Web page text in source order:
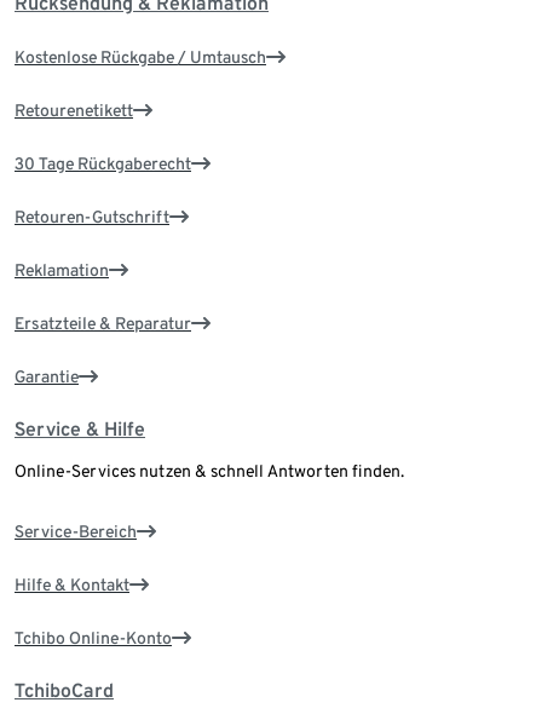
Kostenlose Rückgabe / Umtausch
Retourenetikett
30 Tage Rückgaberecht
Retouren-Gutschrift
Reklamation
Ersatzteile & Reparatur
Garantie
Service & Hilfe
Online-Services nutzen & schnell Antworten finden.
Service-Bereich
Hilfe & Kontakt
Tchibo Online-Konto
TchiboCard